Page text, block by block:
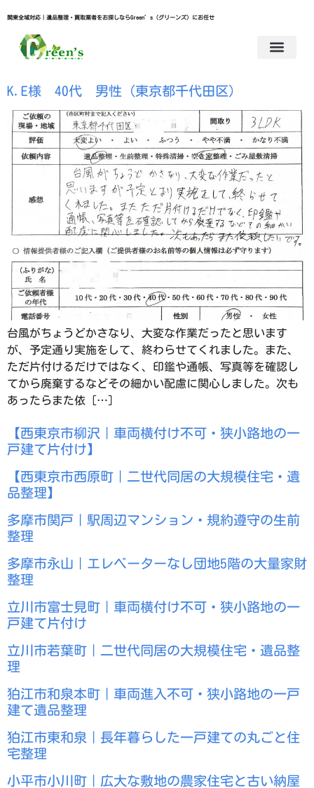
関東全域対応｜遺品整理・買取業者をお探しならGreen’s（グリーンズ）にお任せ
K.E様 40代 男性（東京都千代田区）
台風がちょうどかさなり、大変な作業だったと思います
が、予定通り実施をして、終わらせてくれました。また、
ただ片付けるだけではなく、印鑑や通帳、写真等を確認し
てから廃棄するなどその細かい配慮に関心しました。次も
あったらまた依 […]
【西東京市柳沢｜車両横付け不可・狭小路地の一
戸建て片付け】
【西東京市西原町｜二世代同居の大規模住宅・遺
品整理】
多摩市関戸｜駅周辺マンション・規約遵守の生前
整理
多摩市永山｜エレベーターなし団地5階の大量家財
整理
立川市富士見町｜車両横付け不可・狭小路地の一
戸建て片付け
立川市若葉町｜二世代同居の大規模住宅・遺品整
理
狛江市和泉本町｜車両進入不可・狭小路地の一戸
建て遺品整理
狛江市東和泉｜長年暮らした一戸建ての丸ごと住
宅整理
小平市小川町｜広大な敷地の農家住宅と古い納屋